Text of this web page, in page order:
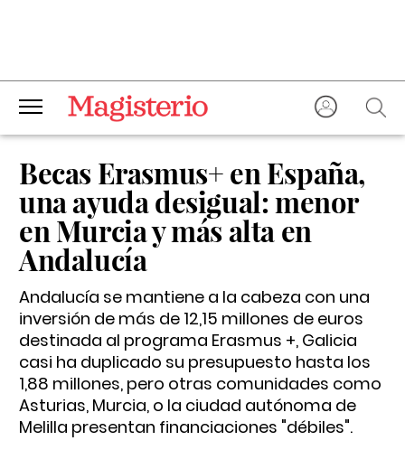
Becas Erasmus+ en España,
una ayuda desigual: menor
en Murcia y más alta en
Andalucía
Andalucía se mantiene a la cabeza con una
inversión de más de 12,15 millones de euros
destinada al programa Erasmus +, Galicia
casi ha duplicado su presupuesto hasta los
1,88 millones, pero otras comunidades como
Asturias, Murcia, o la ciudad autónoma de
Melilla presentan financiaciones "débiles".